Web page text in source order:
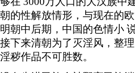
的性解放情形，与现在的
朝中后期，中国的色情小
下来清朝为了灭淫风，整
秽作品不可胜数。